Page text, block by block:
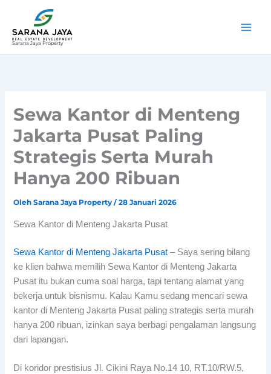
konten
Sarana Jaya Property
Sewa Kantor di Menteng
Jakarta Pusat Paling
Strategis Serta Murah
Hanya 200 Ribuan
OlehSarana Jaya Property/28 Januari 2026
Sewa Kantor di Menteng Jakarta Pusat
Sewa Kantor di Menteng Jakarta Pusat – Saya sering bilang
ke klien bahwa memilih Sewa Kantor di Menteng Jakarta
Pusat itu bukan cuma soal harga, tapi tentang alamat yang
bekerja untuk bisnismu. Kalau Kamu sedang mencari sewa
kantor di Menteng Jakarta Pusat paling strategis serta murah
hanya 200 ribuan, izinkan saya berbagi pengalaman langsung
dari lapangan.
Di koridor prestisius Jl. Cikini Raya No.14 10, RT.10/RW.5,